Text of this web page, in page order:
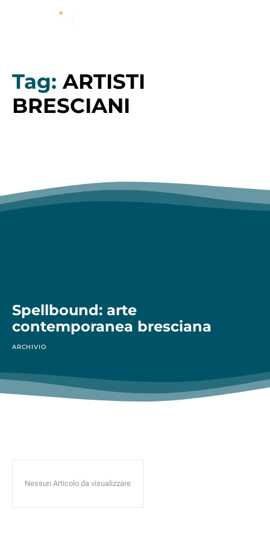
Tag:ARTISTI
BRESCIANI
Spellbound: arte
contemporanea bresciana
ARCHIVIO
Nessun Articolo da visualizzare